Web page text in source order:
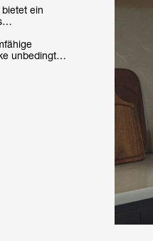
ein
zu meinem
unbedingt